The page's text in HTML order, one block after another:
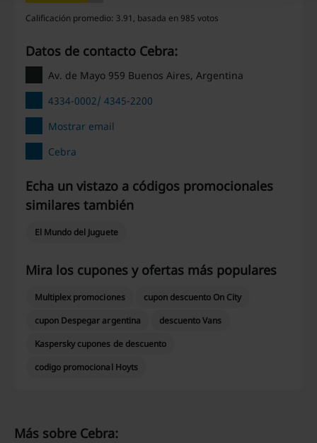
Calificación promedio: 3.91, basada en 985 votos
Datos de contacto Cebra:
Av. de Mayo 959 Buenos Aires, Argentina
4334-0002/ 4345-2200
Mostrar email
Cebra
Echa un vistazo a códigos promocionales
similares también
El Mundo del Juguete
Mira los cupones y ofertas más populares
Multiplex promociones
cupon descuento On City
cupon Despegar argentina
descuento Vans
Kaspersky cupones de descuento
codigo promocional Hoyts
Más sobre Cebra: